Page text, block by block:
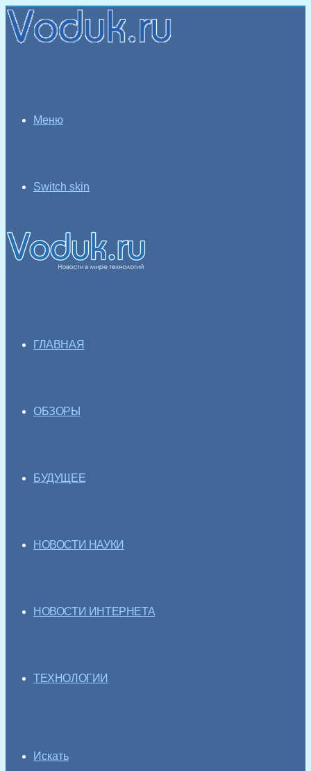
Меню
Switch skin
ГЛАВНАЯ
ОБЗОРЫ
БУДУЩЕЕ
НОВОСТИ НАУКИ
НОВОСТИ ИНТЕРНЕТА
ТЕХНОЛОГИИ
Искать